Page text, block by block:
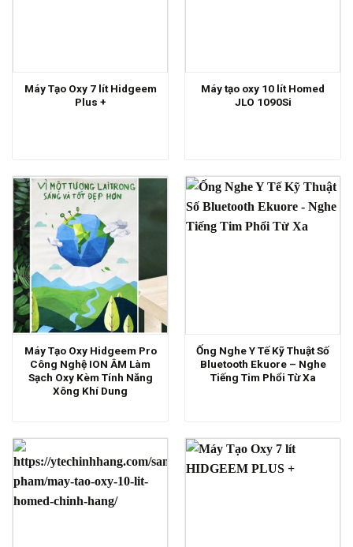
Máy Tạo Oxy 7 lít Hidgeem
Plus +
Máy tạo oxy 10 lít Homed
JLO 1090Si
Máy Tạo Oxy Hidgeem Pro
Công Nghệ ION ÂM Làm
Sạch Oxy Kèm Tính Năng
Xông Khí Dung
Ống Nghe Y Tế Kỹ Thuật Số
Bluetooth Ekuore – Nghe
Tiếng Tim Phổi Từ Xa